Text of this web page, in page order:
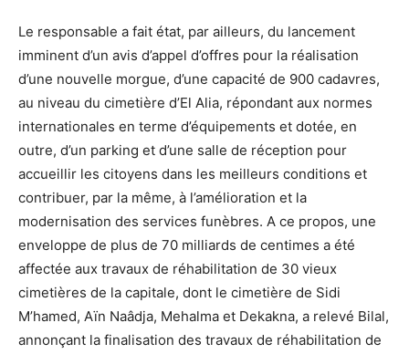
Le responsable a fait état, par ailleurs, du lancement
imminent d’un avis d’appel d’offres pour la réalisation
d’une nouvelle morgue, d’une capacité de 900 cadavres,
au niveau du cimetière d’El Alia, répondant aux normes
internationales en terme d’équipements et dotée, en
outre, d’un parking et d’une salle de réception pour
accueillir les citoyens dans les meilleurs conditions et
contribuer, par la même, à l’amélioration et la
modernisation des services funèbres. A ce propos, une
enveloppe de plus de 70 milliards de centimes a été
affectée aux travaux de réhabilitation de 30 vieux
cimetières de la capitale, dont le cimetière de Sidi
M’hamed, Aïn Naâdja, Mehalma et Dekakna, a relevé Bilal,
annonçant la finalisation des travaux de réhabilitation de